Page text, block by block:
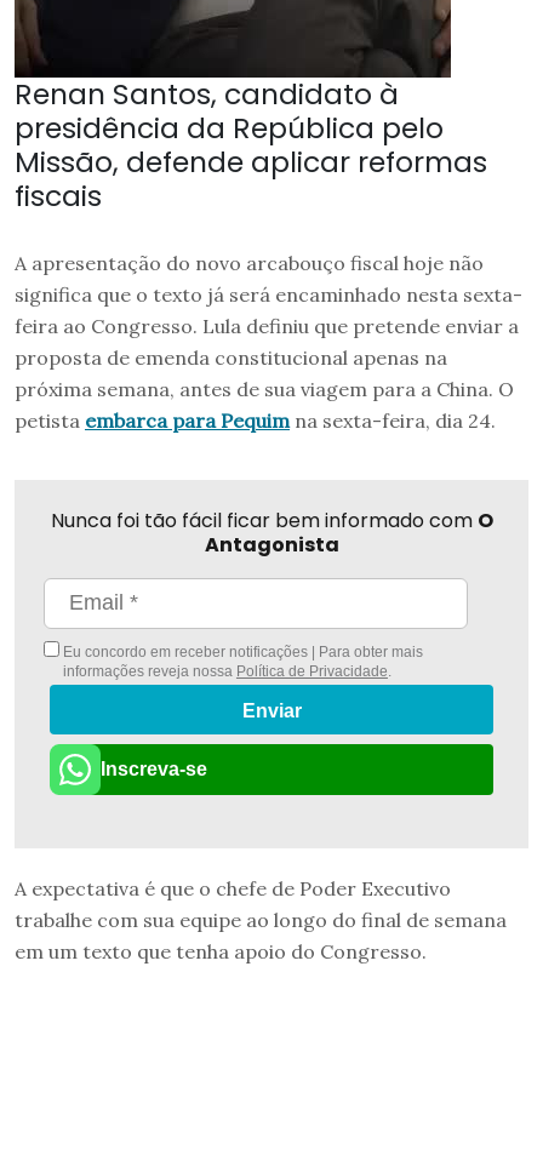
Renan Santos, candidato à
presidência da República pelo
Missão, defende aplicar reformas
fiscais
A apresentação do novo arcabouço fiscal hoje não
significa que o texto já será encaminhado nesta sexta-
feira ao Congresso. Lula definiu que pretende enviar a
proposta de emenda constitucional apenas na
próxima semana, antes de sua viagem para a China. O
petista embarca para Pequim na sexta-feira, dia 24.
Nunca foi tão fácil ficar bem informado com O
Antagonista
Eu concordo em receber notificações | Para obter mais
informações reveja nossa Política de Privacidade
Enviar
Inscreva-se
A expectativa é que o chefe de Poder Executivo
trabalhe com sua equipe ao longo do final de semana
em um texto que tenha apoio do Congresso.